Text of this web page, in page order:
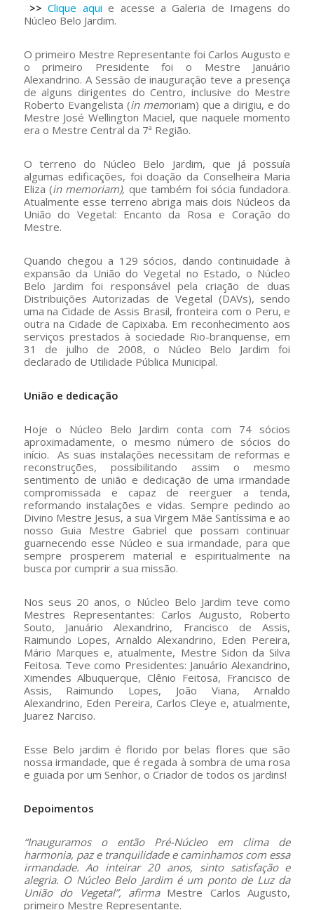
>> Clique aqui e acesse a Galeria de Imagens do
Núcleo Belo Jardim.
O primeiro Mestre Representante foi Carlos Augusto e
o primeiro Presidente foi o Mestre Januário
Alexandrino. A Sessão de inauguração teve a presença
de alguns dirigentes do Centro, inclusive do Mestre
Roberto Evangelista (in memoriam) que a dirigiu, e do
Mestre José Wellington Maciel, que naquele momento
era o Mestre Central da 7ª Região.
O terreno do Núcleo Belo Jardim, que já possuía
algumas edificações, foi doação da Conselheira Maria
Eliza (in memoriam), que também foi sócia fundadora.
Atualmente esse terreno abriga mais dois Núcleos da
União do Vegetal: Encanto da Rosa e Coração do
Mestre.
Quando chegou a 129 sócios, dando continuidade à
expansão da União do Vegetal no Estado, o Núcleo
Belo Jardim foi responsável pela criação de duas
Distribuições Autorizadas de Vegetal (DAVs), sendo
uma na Cidade de Assis Brasil, fronteira com o Peru, e
outra na Cidade de Capixaba. Em reconhecimento aos
serviços prestados à sociedade Rio-branquense, em
31 de julho de 2008, o Núcleo Belo Jardim foi
declarado de Utilidade Pública Municipal.
União e dedicação
Hoje o Núcleo Belo Jardim conta com 74 sócios
aproximadamente, o mesmo número de sócios do
início. As suas instalações necessitam de reformas e
reconstruções, possibilitando assim o mesmo
sentimento de união e dedicação de uma irmandade
compromissada e capaz de reerguer a tenda,
reformando instalações e vidas. Sempre pedindo ao
Divino Mestre Jesus, a sua Virgem Mãe Santíssima e ao
nosso Guia Mestre Gabriel que possam continuar
guarnecendo esse Núcleo e sua irmandade, para que
sempre prosperem material e espiritualmente na
busca por cumprir a sua missão.
Nos seus 20 anos, o Núcleo Belo Jardim teve como
Mestres Representantes: Carlos Augusto, Roberto
Souto, Januário Alexandrino, Francisco de Assis,
Raimundo Lopes, Arnaldo Alexandrino, Eden Pereira,
Mário Marques e, atualmente, Mestre Sidon da Silva
Feitosa. Teve como Presidentes: Januário Alexandrino,
Ximendes Albuquerque, Clênio Feitosa, Francisco de
Assis, Raimundo Lopes, João Viana, Arnaldo
Alexandrino, Eden Pereira, Carlos Cleye e, atualmente,
Juarez Narciso.
Esse Belo jardim é florido por belas flores que são
nossa irmandade, que é regada à sombra de uma rosa
e guiada por um Senhor, o Criador de todos os jardins!
Depoimentos
“Inauguramos o então Pré-Núcleo em clima de
harmonia, paz e tranquilidade e caminhamos com essa
irmandade. Ao inteirar 20 anos, sinto satisfação e
alegria. O Núcleo Belo Jardim é um ponto de Luz da
União do Vegetal”, afirma Mestre Carlos Augusto,
primeiro Mestre Representante.